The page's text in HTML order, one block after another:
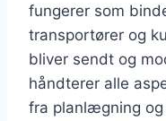
fungerer som
transportører og
bliver sendt og
håndterer alle
fra planlægning